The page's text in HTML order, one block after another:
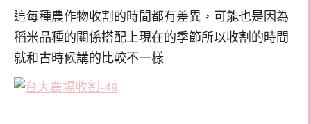
這每種農作物收割的時間都有差異，可能也是因為
稻米品種的關係搭配上現在的季節所以收割的時間
就和古時候講的比較不一樣